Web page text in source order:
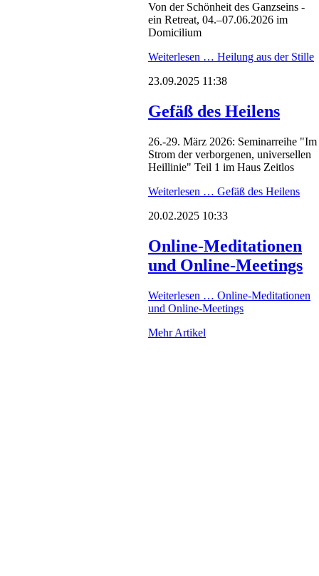
Von der Schönheit des Ganzseins -
ein Retreat, 04.–07.06.2026 im
Domicilium
Weiterlesen … Heilung aus der Stille
23.09.2025 11:38
Gefäß des Heilens
26.-29. März 2026: Seminarreihe "Im
Strom der verborgenen, universellen
Heillinie" Teil 1 im Haus Zeitlos
Weiterlesen … Gefäß des Heilens
20.02.2025 10:33
Online-Meditationen
und Online-Meetings
Weiterlesen … Online-Meditationen
und Online-Meetings
Mehr Artikel